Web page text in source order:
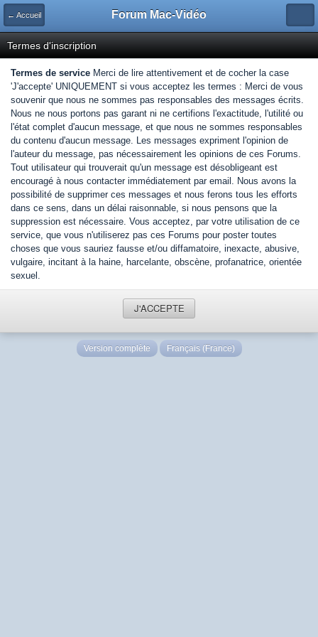
← Accueil Forum Mac-Vidéo
Termes d'inscription
Termes de service Merci de lire attentivement et de cocher la case
'J'accepte' UNIQUEMENT si vous acceptez les termes : Merci de vous
souvenir que nous ne sommes pas responsables des messages écrits.
Nous ne nous portons pas garant ni ne certifions l'exactitude, l'utilité ou
l'état complet d'aucun message, et que nous ne sommes responsables
du contenu d'aucun message. Les messages expriment l'opinion de
l'auteur du message, pas nécessairement les opinions de ces Forums.
Tout utilisateur qui trouverait qu'un message est désobligeant est
encouragé à nous contacter immédiatement par email. Nous avons la
possibilité de supprimer ces messages et nous ferons tous les efforts
dans ce sens, dans un délai raisonnable, si nous pensons que la
suppression est nécessaire. Vous acceptez, par votre utilisation de ce
service, que vous n'utiliserez pas ces Forums pour poster toutes
choses que vous sauriez fausse et/ou diffamatoire, inexacte, abusive,
vulgaire, incitant à la haine, harcelante, obscène, profanatrice, orientée
sexuel.
J'ACCEPTE
Version complète Français (France)